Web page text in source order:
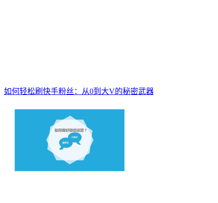
如何轻松刷快手粉丝：从0到大V的秘密武器